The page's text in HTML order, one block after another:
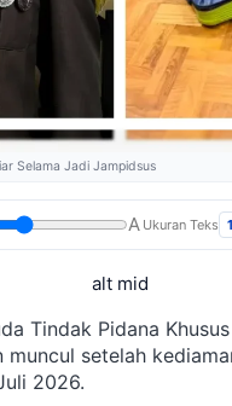
Selama Jadi Jampidsus
A Ukuran Teks
alt mid
Tindak Pidana
setelah
2026.